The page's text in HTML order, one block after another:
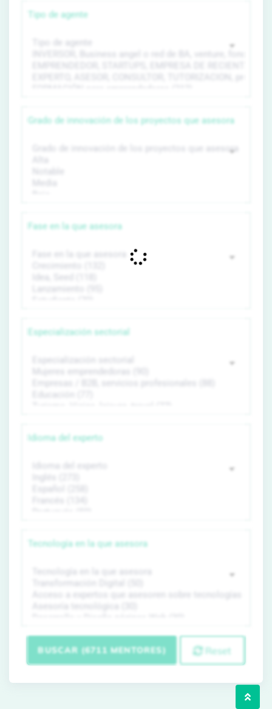
Tipo de agente
Grado de innovación de los proyectos que asesora
Fase en la que asesora
Especialización sectorial
Idioma del experto
Tecnología en la que asesora
BUSCAR (6711 MENTORES) Reset